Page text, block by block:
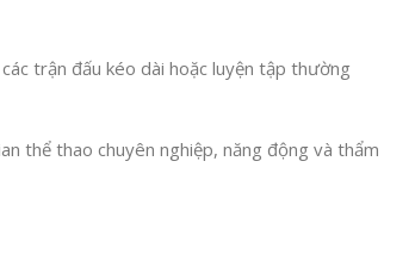
trận đấu kéo dài hoặc luyện tập thường
thể thao chuyên nghiệp, năng động và thẩm
Đây là lựa chọn lý tưởng cho các chủ đầu